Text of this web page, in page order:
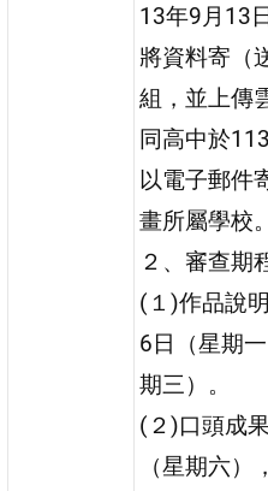
13年9月13
將資料寄（
組，並上傳
同高中於
以電子郵件
畫所屬學校。
２、審查期
(１)作品說
6日（星期
期三）。
(２)口頭成
（星期六）